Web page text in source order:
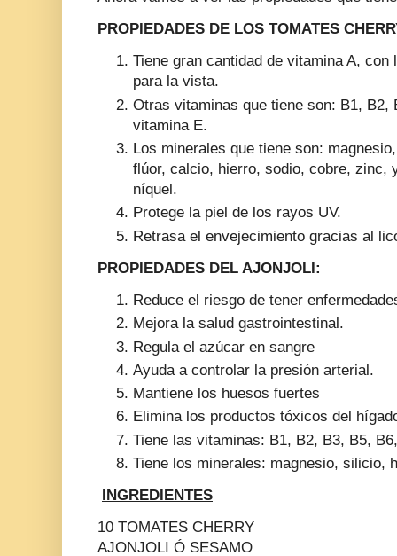
PROPIEDADES DE LOS TOMATES
Tiene gran cantidad de vitamina A,
para la vista.
Otras vitaminas que tiene son: B1, B2,
vitamina E.
Los minerales que tiene son:
flúor, calcio, hierro, sodio, cobre, zinc,
níquel.
Protege la piel de los rayos UV.
Retrasa el envejecimiento gracias al
PROPIEDADES DEL AJONJOLI:
Reduce el riesgo de tener
Mejora la salud gastrointestinal.
Regula el azúcar en sangre
Ayuda a controlar la presión arterial.
Mantiene los huesos fuertes
Elimina los productos tóxicos del
Tiene las vitaminas: B1, B2, B3, B5,
Tiene los minerales: magnesio, silicio,
INGREDIENTES
10 TOMATES CHERRY
AJONJOLI Ó SESAMO